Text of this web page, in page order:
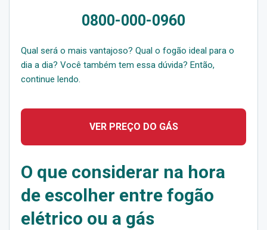
0800-000-0960
Qual será o mais vantajoso? Qual o fogão ideal para o
dia a dia? Você também tem essa dúvida? Então,
continue lendo.
VER PREÇO DO GÁS
O que considerar na hora
de escolher entre fogão
elétrico ou a gás